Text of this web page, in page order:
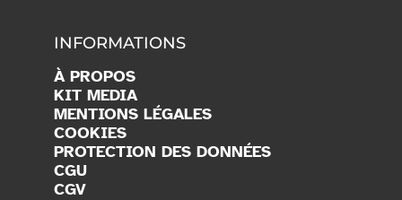
INFORMATIONS
À PROPOS
KIT MEDIA
MENTIONS LÉGALES
COOKIES
PROTECTION DES DONNÉES
CGU
CGV